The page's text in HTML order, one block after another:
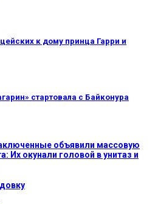
к дому принца Гарри и
стартовала с Байконура
объявили массовую
Их окунали головой в унитаз и